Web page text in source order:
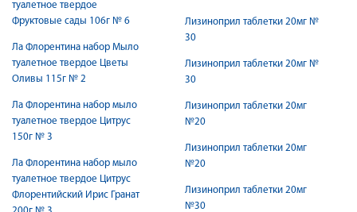
туалетное твердое
Фруктовые сады 106г № 6
Ла Флорентина набор Мыло
туалетное твердое Цветы
Оливы 115г № 2
Ла Флорентина набор мыло
туалетное твердое Цитрус
150г № 3
Ла Флорентина набор мыло
туалетное твердое Цитрус
Флорентийский Ирис Гранат
Лизиноприл таблетки 20мг №
30
Лизиноприл таблетки 20мг №
30
Лизиноприл таблетки 20мг
№20
Лизиноприл таблетки 20мг
№20
Лизиноприл таблетки 20мг
№30